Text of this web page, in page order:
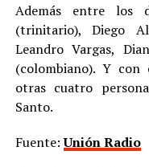
Además entre los
(trinitario), Diego
Leandro Vargas,
(colombiano). Y
otras cuatro
Santo.
Fuente:Unión Radio